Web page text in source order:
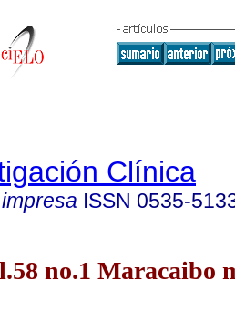
Clínica
ISSN 0535-
no.1 Maracaibo